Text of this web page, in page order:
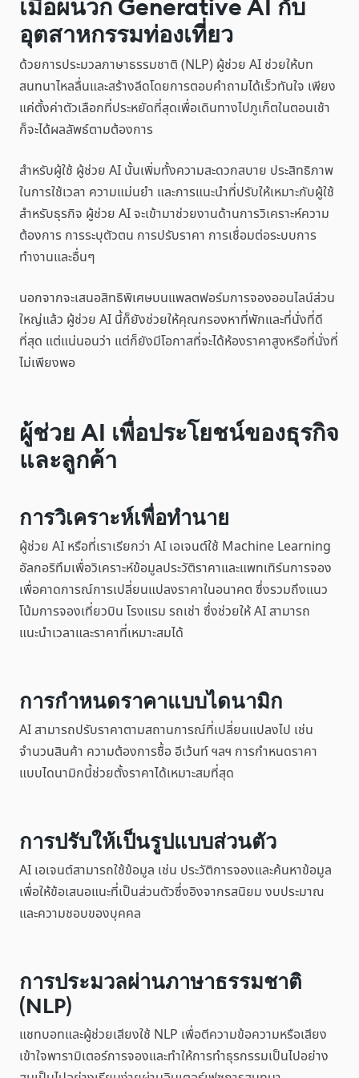
เมื่อผนวก Generative AI กับ
อุตสาหกรรมท่องเที่ยว
ด้วยการประมวลภาษาธรรมชาติ (NLP) ผู้ช่วย AI ช่วยให้บท
สนทนาไหลลื่นและสร้างลีดโดยการตอบคำถามได้เร็วทันใจ เพียง
แค่ตั้งค่าตัวเลือกที่ประหยัดที่สุดเพื่อเดินทางไปภูเก็ตในตอนเช้า
ก็จะได้ผลลัพธ์ตามต้องการ
สำหรับผู้ใช้ ผู้ช่วย AI นั้นเพิ่มทั้งความสะดวกสบาย ประสิทธิภาพ
ในการใช้เวลา ความแม่นยำ และการแนะนำที่ปรับให้เหมาะกับผู้ใช้
สำหรับธุรกิจ ผู้ช่วย AI จะเข้ามาช่วยงานด้านการวิเคราะห์ความ
ต้องการ การระบุตัวตน การปรับราคา การเชื่อมต่อระบบการ
ทำงานและอื่นๆ
นอกจากจะเสนอสิทธิพิเศษบนแพลตฟอร์มการจองออนไลน์ส่วน
ใหญ่แล้ว ผู้ช่วย AI นี้ก็ยังช่วยให้คุณกรองหาที่พักและที่นั่งที่ดี
ที่สุด แต่แน่นอนว่า แต่ก็ยังมีโอกาสที่จะได้ห้องราคาสูงหรือที่นั่งที่
ไม่เพียงพอ
ผู้ช่วย AI เพื่อประโยชน์ของธุรกิจ
และลูกค้า
การวิเคราะห์เพื่อทำนาย
ผู้ช่วย AI หรือที่เราเรียกว่า AI เอเจนต์ใช้ Machine Learning
อัลกอริทึมเพื่อวิเคราะห์ข้อมูลประวัติราคาและแพทเทิร์นการจอง
เพื่อคาดการณ์การเปลี่ยนแปลงราคาในอนาคต ซึ่งรวมถึงแนว
โน้มการจองเที่ยวบิน โรงแรม รถเช่า ซึ่งช่วยให้ AI สามารถ
แนะนำเวลาและราคาที่เหมาะสมได้
การกำหนดราคาแบบไดนามิก
AI สามารถปรับราคาตามสถานการณ์ที่เปลี่ยนแปลงไป เช่น
จำนวนสินค้า ความต้องการซื้อ อีเว้นท์ ฯลฯ การกำหนดราคา
แบบไดนามิกนี้ช่วยตั้งราคาได้เหมาะสมที่สุด
การปรับให้เป็นรูปแบบส่วนตัว
AI เอเจนต์สามารถใช้ข้อมูล เช่น ประวัติการจองและค้นหาข้อมูล
เพื่อให้ข้อเสนอแนะที่เป็นส่วนตัวซึ่งอิงจากรสนิยม งบประมาณ
และความชอบของบุคคล
การประมวลผ่านภาษาธรรมชาติ
(NLP)
แชทบอทและผู้ช่วยเสียงใช้ NLP เพื่อตีความข้อความหรือเสียง
เข้าใจพารามิเตอร์การจองและทำให้การทำธุรกรรมเป็นไปอย่าง